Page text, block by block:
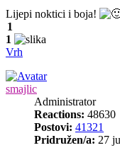
Lijepi noktici i boja!
1
1
Vrh
smajlic
Administrator
Reactions: 48630
Postovi: 41321
Pridružen/a: 27